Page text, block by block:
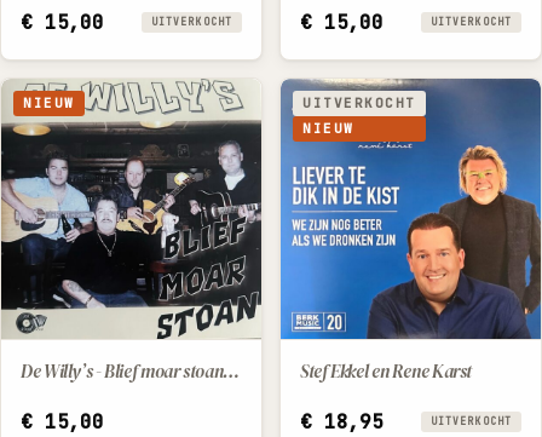
€15,00 UITVERKOCHT
€15,00 UITVERKOCHT
NIEUW
IN WINKELWAGENDe Willy’s - Blief moar stoan - Puttysong
€15,00
UITVERKOCHT
NIEUW
Stef Ekkel en Rene Karst
€18,95 UITVERKOCHT